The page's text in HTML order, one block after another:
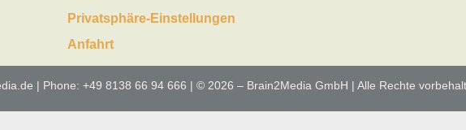
Privatsphäre-Einstellungen
Anfahrt
| Phone: +49 8138 66 94 666 | © 2026 – Brain2Media GmbH | Alle Rechte